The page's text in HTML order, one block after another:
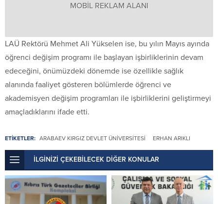
MOBİL REKLAM ALANI
LAÜ Rektörü Mehmet Ali Yükselen ise, bu yılın Mayıs ayında
öğrenci değişim programı ile başlayan işbirliklerinin devam
edeceğini, önümüzdeki dönemde ise özellikle sağlık
alanında faaliyet gösteren bölümlerde öğrenci ve
akademisyen değişim programları ile işbirliklerini geliştirmeyi
amaçladıklarını ifade etti.
ETİKETLER: ARABAEV KIRGIZ DEVLET ÜNIVERSITESI ERHAN ARIKLI
İLGİNİZİ ÇEKEBİLECEK DİĞER KONULAR